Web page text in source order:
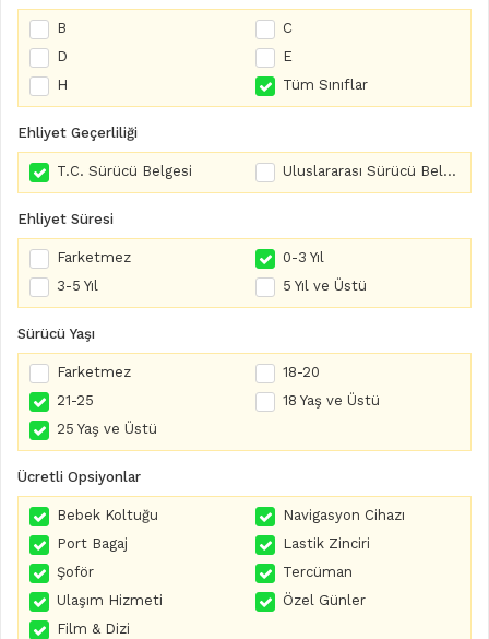
B
C
D
E
H
Tüm Sınıflar
Ehliyet Geçerliliği
T.C. Sürücü Belgesi Uluslararası Sürücü Belgesi
Ehliyet Süresi
Farketmez
0-3 Yıl
3-5 Yıl
5 Yıl ve Üstü
Sürücü Yaşı
Farketmez
18-20
21-25
18 Yaş ve Üstü
25 Yaş ve Üstü
Ücretli Opsiyonlar
Bebek Koltuğu
Navigasyon Cihazı
Port Bagaj
Lastik Zinciri
Şoför
Tercüman
Ulaşım Hizmeti
Özel Günler
Film & Dizi